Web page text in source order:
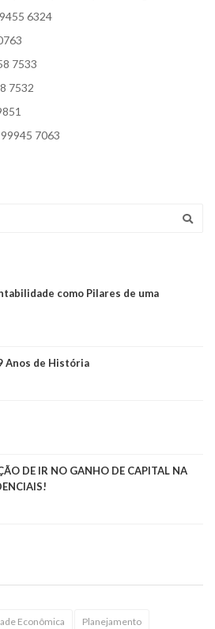
6324
7533
7532
7063
como Pilares de uma
Anos de História
DE IR NO GANHO DE CAPITAL NA
Econômica Planejamento